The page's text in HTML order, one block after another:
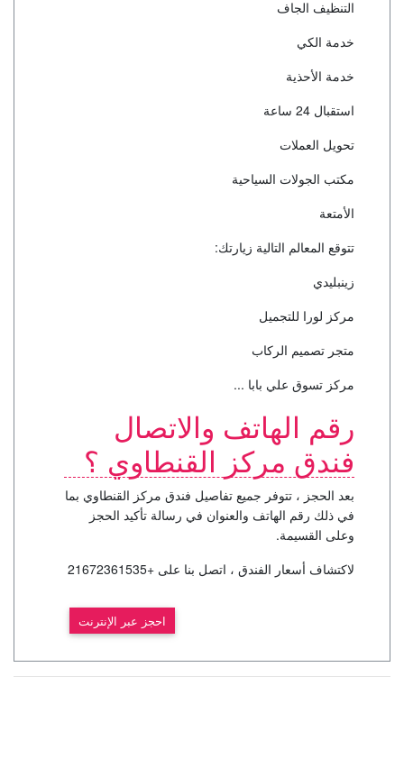
التنظيف الجاف
خدمة الكي
خدمة الأحذية
استقبال 24 ساعة
تحويل العملات
مكتب الجولات السياحية
الأمتعة
تتوقع المعالم التالية زيارتك:
زينبليدي
مركز لورا للتجميل
متجر تصميم الركاب
مركز تسوق علي بابا ...
رقم الهاتف والاتصال
فندق مركز القنطاوي ؟
بعد الحجز ، تتوفر جميع تفاصيل فندق مركز القنطاوي بما
في ذلك رقم الهاتف والعنوان في رسالة تأكيد الحجز
وعلى القسيمة.
لاكتشاف أسعار الفندق ، اتصل بنا على +21672361535
احجز عبر الإنترنت